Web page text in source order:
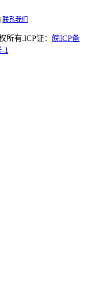
| 联系我们
所有.ICP证： 皖ICP备
1